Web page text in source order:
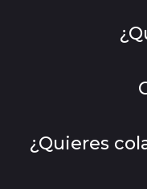
¿Quieres